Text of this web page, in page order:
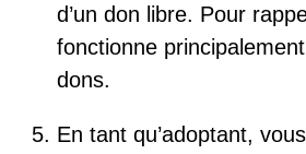
d’un don libre. Pour
fonctionne
dons.
En tant qu’adoptant,